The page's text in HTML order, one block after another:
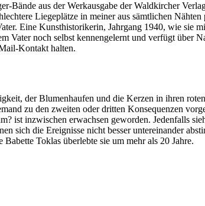
aus der Werkausgabe der Waldkircher
Liegeplätze in meiner aus sämtlichen
Eine Kunsthistorikerin, Jahrgang 1940, wie sie
noch selbst kennengelernt und verfügt über
Kontakt halten.
der Blumenhaufen und die Kerzen in ihren
zu den zweiten oder dritten Konsequenzen
ist inzwischen erwachsen geworden. Jedenfalls
sich die Ereignisse nicht besser untereinander
Toklas überlebte sie um mehr als 20 Jahre.